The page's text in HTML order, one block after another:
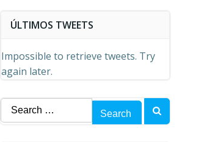
ÚLTIMOS TWEETS
Impossible to retrieve tweets. Try
again later.
Search
for: